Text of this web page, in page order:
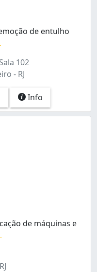
de entulho
102
- RJ
Info
de máquinas e